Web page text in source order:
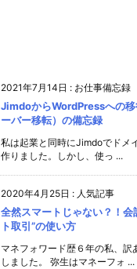
2021年7月14日 : お仕事備忘録
JimdoからWordPressへの移
ーバー移転）の備忘録
私は起業と同時にJimdoでドメ
作りました。しかし、使っ ...
2020年4月25日 : 人気記事
全然スマートじゃない？！会
ト取引”の使い方
マネフォワード歴６年の私、
しました。 弥生はマネーフォ ...